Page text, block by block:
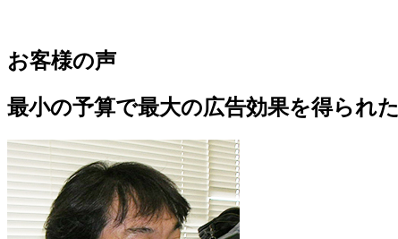
お客様の声
最小の予算で最大の広告効果を得られた